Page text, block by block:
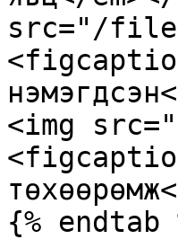
src="/files/
<img
{% endtab